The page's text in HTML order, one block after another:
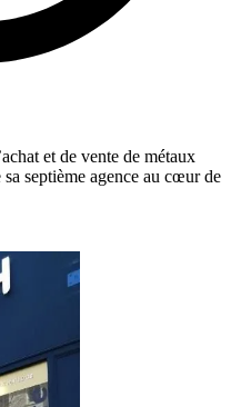
et de vente de métaux
septième agence au cœur de